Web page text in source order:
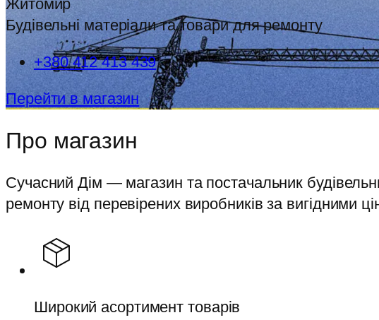
Житомир
Будівельні матеріали та товари для ремонту
+380 412 413 439
Перейти в магазин
Про магазин
Сучасний Дім — магазин та постачальник
ремонту від перевірених виробників за вигідними
Широкий асортимент товарів